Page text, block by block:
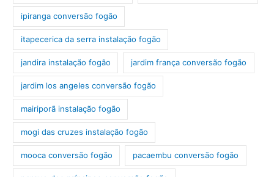
ipiranga conversão fogão
itapecerica da serra instalação fogão
jandira instalação fogão jardim frança conversão fogão
jardim los angeles conversão fogão
mairiporã instalação fogão
mogi das cruzes instalação fogão
mooca conversão fogão pacaembu conversão fogão